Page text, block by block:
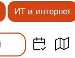
ИТ и интернет